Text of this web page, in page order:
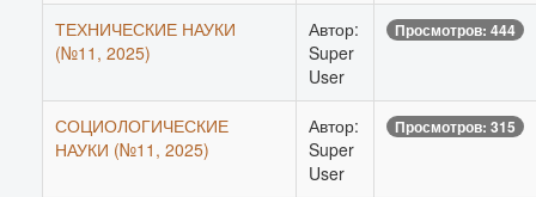
ТЕХНИЧЕСКИЕ НАУКИ
(№11, 2025)
Автор:
Super
User
Просмотров: 444
СОЦИОЛОГИЧЕСКИЕ
НАУКИ (№11, 2025)
Автор:
Super
User
Просмотров: 315